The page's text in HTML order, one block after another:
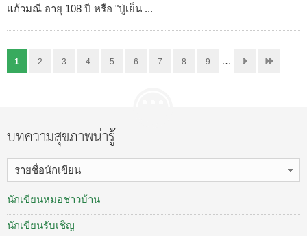
แก้วมณี อายุ 108 ปี หรือ "ปู่เย็น ...
1 2 3 4 5 6 7 8 9 …
บทความสุขภาพน่ารู้
รายชื่อนักเขียน
นักเขียนหมอชาวบ้าน
นักเขียนรับเชิญ